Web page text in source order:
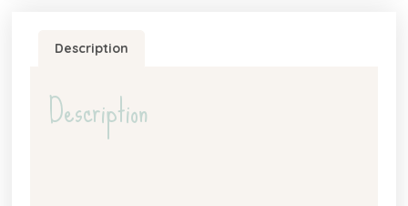
Description
Description